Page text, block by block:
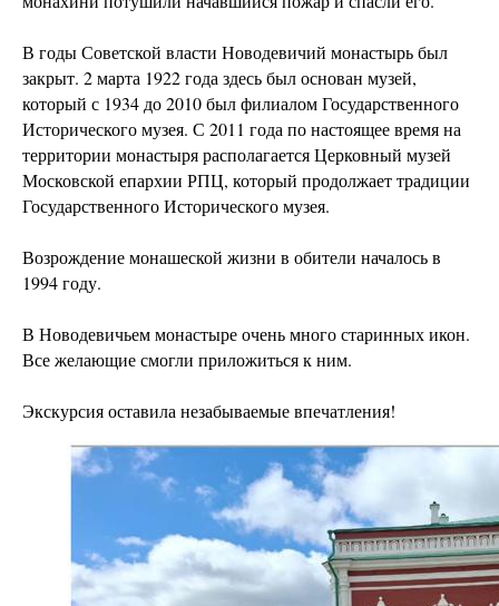
В годы Советской власти Новодевичий монастырь был
закрыт. 2 марта 1922 года здесь был основан музей,
который с 1934 до 2010 был филиалом Государственного
Исторического музея. С 2011 года по настоящее время на
территории монастыря располагается Церковный музей
Московской епархии РПЦ, который продолжает традиции
Государственного Исторического музея.
Возрождение монашеской жизни в обители началось в
1994 году.
В Новодевичьем монастыре очень много старинных икон.
Все желающие смогли приложиться к ним.
Экскурсия оставила незабываемые впечатления!